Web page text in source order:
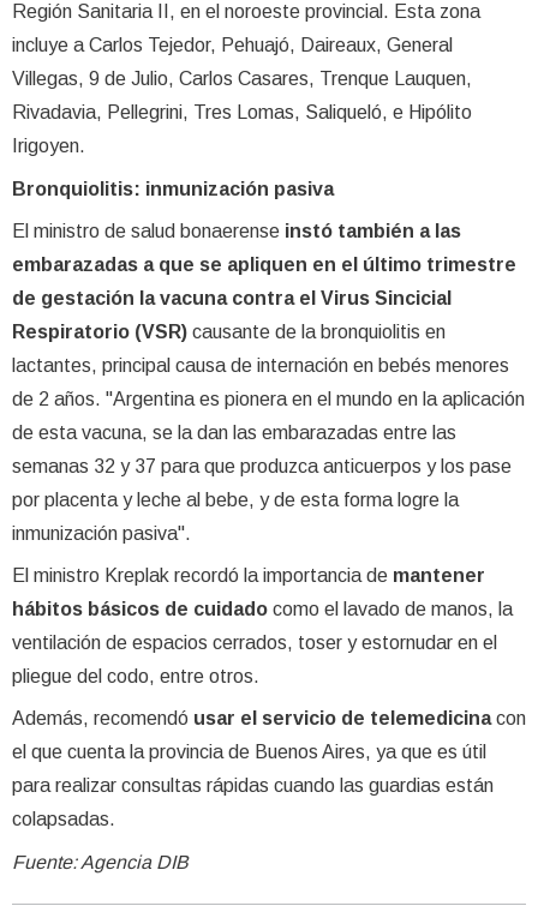
Región Sanitaria II, en el noroeste provincial. Esta zona
incluye a Carlos Tejedor, Pehuajó, Daireaux, General
Villegas, 9 de Julio, Carlos Casares, Trenque Lauquen,
Rivadavia, Pellegrini, Tres Lomas, Saliqueló, e Hipólito
Irigoyen.
Bronquiolitis: inmunización pasiva
El ministro de salud bonaerense instó también a las
embarazadas a que se apliquen en el último trimestre
de gestación la vacuna contra el Virus Sincicial
Respiratorio (VSR) causante de la bronquiolitis en
lactantes, principal causa de internación en bebés menores
de 2 años. "Argentina es pionera en el mundo en la aplicación
de esta vacuna, se la dan las embarazadas entre las
semanas 32 y 37 para que produzca anticuerpos y los pase
por placenta y leche al bebe, y de esta forma logre la
inmunización pasiva".
El ministro Kreplak recordó la importancia de mantener
hábitos básicos de cuidado como el lavado de manos, la
ventilación de espacios cerrados, toser y estornudar en el
pliegue del codo, entre otros.
Además, recomendó usar el servicio de telemedicinacon
el que cuenta la provincia de Buenos Aires, ya que es útil
para realizar consultas rápidas cuando las guardias están
colapsadas.
Fuente: Agencia DIB